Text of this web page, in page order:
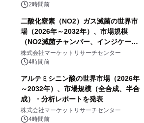
2時間前
二酸化窒素（NO2）ガス滅菌の世界市
場（2026年～2032年）、市場規模
（NO2滅菌チャンバー、インジケータ
ーおよびモニタリングシステム、その
他）・分析レポートを発表
株式会社マーケットリサーチセンター
4時間前
アルテミシニン酸の世界市場（2026年
～2032年）、市場規模（全合成、半合
成）・分析レポートを発表
株式会社マーケットリサーチセンター
4時間前